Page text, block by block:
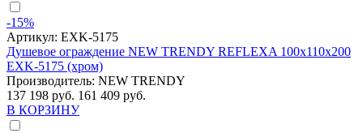
-15%
Артикул: EXK-5175
Душевое ограждение NEW TRENDY REFLEXA 100x110x200
EXK-5175 (хром)
Производитель: NEW TRENDY
137 198 руб. 161 409 руб.
В КОРЗИНУ